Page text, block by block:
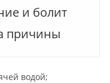
и болит
причины
водой;